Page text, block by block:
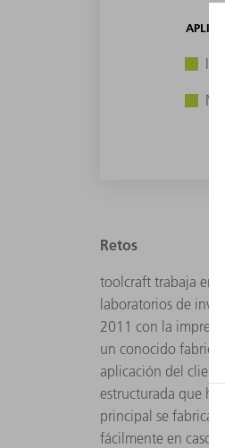
Retos
toolcraft trabaja en
laboratorios de
2011 con la
un conocido
aplicación del
estructurada que
principal se fabrica
fácilmente en caso